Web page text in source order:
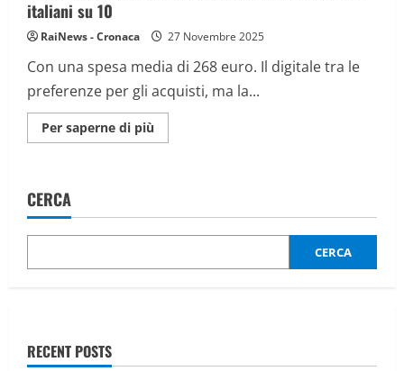
italiani su 10
RaiNews - Cronaca 27 Novembre 2025
Con una spesa media di 268 euro. Il digitale tra le
preferenze per gli acquisti, ma la...
Per saperne di più
informazioni
la
ai
di
CERCA
CERCA
RECENT POSTS